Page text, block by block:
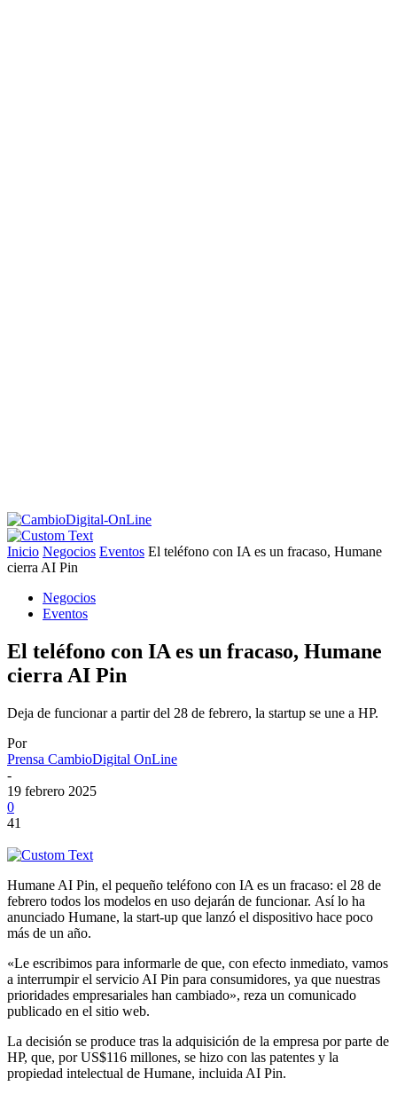
Inicio Negocios Eventos El teléfono con IA es un fracaso, Humane
cierra AI Pin
Negocios
Eventos
El teléfono con IA es un fracaso, Humane
cierra AI Pin
Deja de funcionar a partir del 28 de febrero, la startup se une a HP.
Por
Prensa CambioDigital OnLine
-
19 febrero 2025
0
41
Humane AI Pin, el pequeño teléfono con IA es un fracaso: el 28 de
febrero todos los modelos en uso dejarán de funcionar. Así lo ha
anunciado Humane, la start-up que lanzó el dispositivo hace poco
más de un año.
«Le escribimos para informarle de que, con efecto inmediato, vamos
a interrumpir el servicio AI Pin para consumidores, ya que nuestras
prioridades empresariales han cambiado», reza un comunicado
publicado en el sitio web.
La decisión se produce tras la adquisición de la empresa por parte de
HP, que, por US$116 millones, se hizo con las patentes y la
propiedad intelectual de Humane, incluida AI Pin.